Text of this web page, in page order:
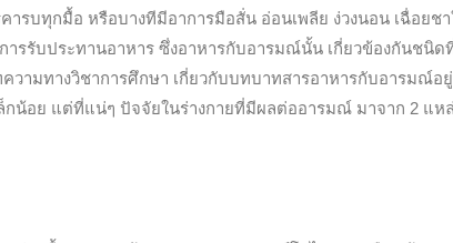
ารบทุกมื้อ หรือบางทีมีอาการมือสั่น อ่อนเพลีย ง่วงนอน เฉื่อยช
รรับประทานอาหาร ซึ่งอาหารกับอารมณ์นั้น เกี่ยวข้องกันชนิด
ความทางวิชาการศึกษา เกี่ยวกับบทบาทสารอาหารกับอารมณ์อ
กน้อย แต่ที่แน่ๆ ปัจจัยในร่างกายที่มีผลต่ออารมณ์ มาจาก 2 แห